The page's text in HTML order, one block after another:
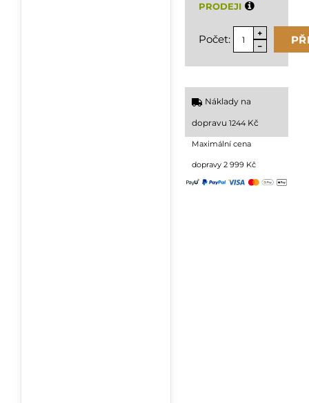
PRODEJI
Počet:
Náklady na
dopravu 1244Kč
Maximální cena
dopravy 2 999 Kč